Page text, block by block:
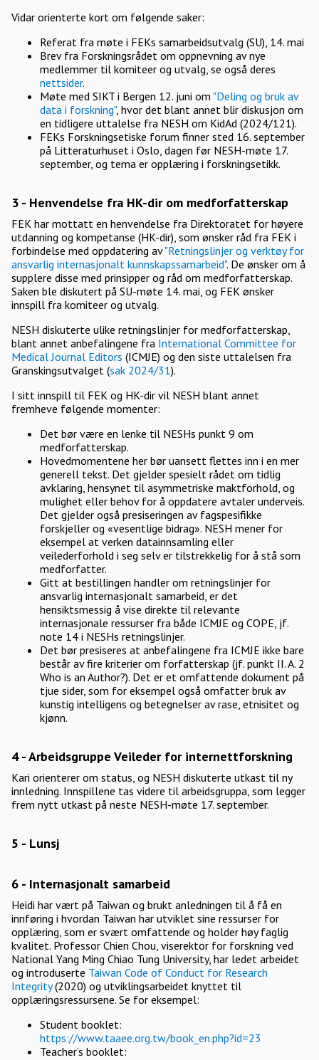
Vidar orienterte kort om følgende saker:
Referat fra møte i FEKs samarbeidsutvalg (SU), 14. mai
Brev fra Forskningsrådet om oppnevning av nye
medlemmer til komiteer og utvalg, se også deres
nettsider.
Møte med SIKT i Bergen 12. juni om "Deling og bruk av
data i forskning", hvor det blant annet blir diskusjon om
en tidligere uttalelse fra NESH om KidAd (2024/121).
FEKs Forskningsetiske forum finner sted 16. september
på Litteraturhuset i Oslo, dagen før NESH-møte 17.
september, og tema er opplæring i forskningsetikk.
3 - Henvendelse fra HK-dir om medforfatterskap
FEK har mottatt en henvendelse fra Direktoratet for høyere
utdanning og kompetanse (HK-dir), som ønsker råd fra FEK i
forbindelse med oppdatering av"Retningslinjer og verktøy for
ansvarlig internasjonalt kunnskapssamarbeid". De ønsker om å
supplere disse med prinsipper og råd om medforfatterskap.
Saken ble diskutert på SU-møte 14. mai, og FEK ønsker
innspill fra komiteer og utvalg.
NESH diskuterte ulike retningslinjer for medforfatterskap,
blant annet anbefalingene fra International Committee for
Medical Journal Editors (ICMJE) og den siste uttalelsen fra
Granskingsutvalget (sak 2024/31).
I sitt innspill til FEK og HK-dir vil NESH blant annet
fremheve følgende momenter:
Det bør være en lenke til NESHs punkt 9 om
medforfatterskap.
Hovedmomentene her bør uansett flettes inn i en mer
generell tekst. Det gjelder spesielt rådet om tidlig
avklaring, hensynet til asymmetriske maktforhold, og
mulighet eller behov for å oppdatere avtaler underveis.
Det gjelder også presiseringen av fagspesifikke
forskjeller og «vesentlige bidrag». NESH mener for
eksempel at verken datainnsamling eller
veilederforhold i seg selv er tilstrekkelig for å stå som
medforfatter.
Gitt at bestillingen handler om retningslinjer for
ansvarlig internasjonalt samarbeid, er det
hensiktsmessig å vise direkte til relevante
internasjonale ressurser fra både ICMJE og COPE, jf.
note 14 i NESHs retningslinjer.
Det bør presiseres at anbefalingene fra ICMJE ikke bare
består av fire kriterier om forfatterskap (jf. punkt II. A. 2
Who is an Author?). Det er et omfattende dokument på
tjue sider, som for eksempel også omfatter bruk av
kunstig intelligens og betegnelser av rase, etnisitet og
kjønn.
4 - Arbeidsgruppe Veileder for internettforskning
Kari orienterer om status, og NESH diskuterte utkast til ny
innledning. Innspillene tas videre til arbeidsgruppa, som legger
frem nytt utkast på neste NESH-møte 17. september.
5 - Lunsj
6 - Internasjonalt samarbeid
Heidi har vært på Taiwan og brukt anledningen til å få en
innføring i hvordan Taiwan har utviklet sine ressurser for
opplæring, som er svært omfattende og holder høy faglig
kvalitet. Professor Chien Chou, viserektor for forskning ved
National Yang Ming Chiao Tung University, har ledet arbeidet
og introduserte Taiwan Code of Conduct for Research
Integrity(2020) og utviklingsarbeidet knyttet til
opplæringsressursene. Se for eksempel:
Student booklet:
https://www.taaee.org.tw/book_en.php?id=23
Teacher’s booklet: